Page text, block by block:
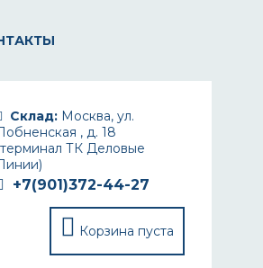
Склад: Москва, ул.
, д. 18
ТК Деловые
+7(901)372-44-27
Корзина пуста